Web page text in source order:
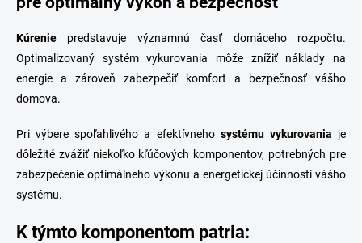
e
r
v
k
y
p
i
u
v
a
i
e
Kúrenie predstavuje významnú časť domáceho rozpočtu.
Optimalizovaný systém vykurovania môže znížiť náklady na
energie a zároveň zabezpečiť komfort a bezpečnosť vášho
domova.
Pri výbere spoľahlivého a efektívneho systému vykurovania je
dôležité zvážiť niekoľko kľúčových komponentov, potrebných pre
zabezpečenie optimálneho výkonu a energetickej účinnosti vášho
systému.
K týmto komponentom patria: